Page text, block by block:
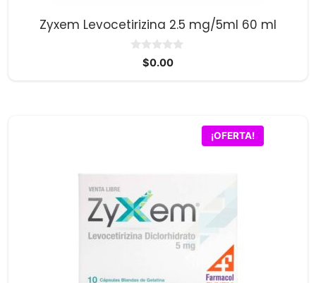
Zyxem Levocetirizina 2.5 mg/5ml 60 ml
$0.00
¡OFERTA!